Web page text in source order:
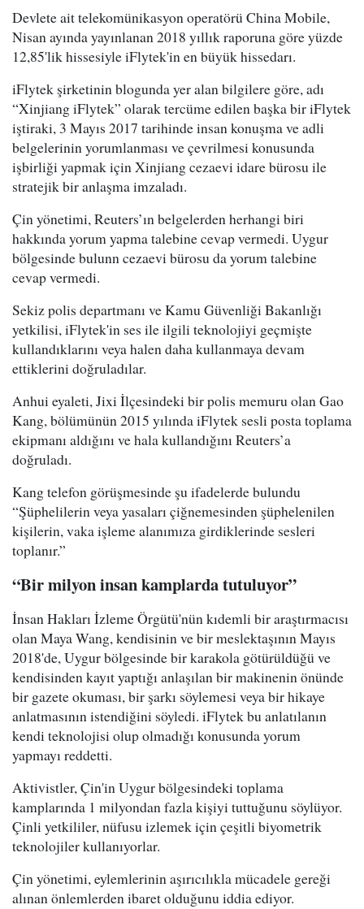
Devlete ait telekomünikasyon operatörü China Mobile,
Nisan ayında yayınlanan 2018 yıllık raporuna göre yüzde
12,85'lik hissesiyle iFlytek'in en büyük hissedarı.
iFlytek şirketinin blogunda yer alan bilgilere göre, adı
“Xinjiang iFlytek” olarak tercüme edilen başka bir iFlytek
iştiraki, 3 Mayıs 2017 tarihinde insan konuşma ve adli
belgelerinin yorumlanması ve çevrilmesi konusunda
işbirliği yapmak için Xinjiang cezaevi idare bürosu ile
stratejik bir anlaşma imzaladı.
Çin yönetimi, Reuters’ın belgelerden herhangi biri
hakkında yorum yapma talebine cevap vermedi. Uygur
bölgesinde bulunn cezaevi bürosu da yorum talebine
cevap vermedi.
Sekiz polis departmanı ve Kamu Güvenliği Bakanlığı
yetkilisi, iFlytek'in ses ile ilgili teknolojiyi geçmişte
kullandıklarını veya halen daha kullanmaya devam
ettiklerini doğruladılar.
Anhui eyaleti, Jixi İlçesindeki bir polis memuru olan Gao
Kang, bölümünün 2015 yılında iFlytek sesli posta toplama
ekipmanı aldığını ve hala kullandığını Reuters’a
doğruladı.
Kang telefon görüşmesinde şu ifadelerde bulundu
“Şüphelilerin veya yasaları çiğnemesinden şüphelenilen
kişilerin, vaka işleme alanımıza girdiklerinde sesleri
toplanır.”
“Bir milyon insan kamplarda tutuluyor”
İnsan Hakları İzleme Örgütü'nün kıdemli bir araştırmacısı
olan Maya Wang, kendisinin ve bir meslektaşının Mayıs
2018'de, Uygur bölgesinde bir karakola götürüldüğü ve
kendisinden kayıt yaptığı anlaşılan bir makinenin önünde
bir gazete okuması, bir şarkı söylemesi veya bir hikaye
anlatmasının istendiğini söyledi. iFlytek bu anlatılanın
kendi teknolojisi olup olmadığı konusunda yorum
yapmayı reddetti.
Aktivistler, Çin'in Uygur bölgesindeki toplama
kamplarında 1 milyondan fazla kişiyi tuttuğunu söylüyor.
Çinli yetkililer, nüfusu izlemek için çeşitli biyometrik
teknolojiler kullanıyorlar.
Çin yönetimi, eylemlerinin aşırıcılıkla mücadele gereği
alınan önlemlerden ibaret olduğunu iddia ediyor.